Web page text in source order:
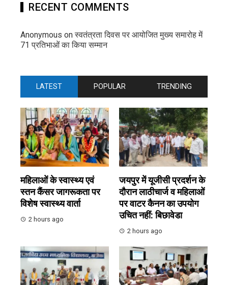
RECENT COMMENTS
Anonymous onस्वतंत्रता दिवस पर आयोजित मुख्य समारोह में
71 प्रतिभाओं का किया सम्मान
LATEST POPULAR TRENDING
महिलाओं के स्वास्थ्य एवं
स्तन कैंसर जागरूकता पर
विशेष स्वास्थ्य वार्ता
2 hours ago
जयपुर में यूजीसी प्रदर्शन के
दौरान लाठीचार्ज व महिलाओं
पर वाटर कैनन का उपयोग
उचित नहीं: बिछावेडा
2 hours ago